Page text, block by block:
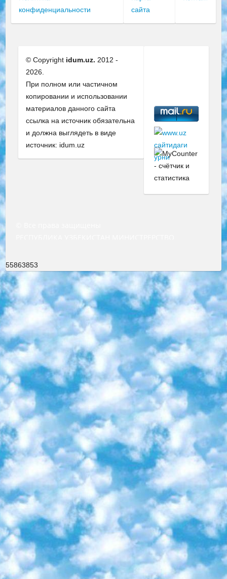
конфиденциальности
сайта
© Copyright idum.uz. 2012 -
2026.
При полном или частичном
копировании и использовании
материалов данного сайта
ссылка на источник обязательна
и должна выглядеть в виде
источник: idum.uz
55863853